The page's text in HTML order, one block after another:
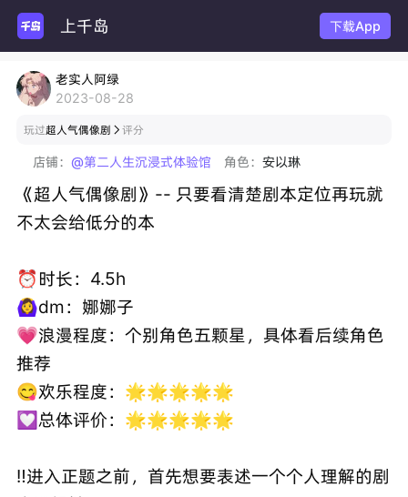
上千岛 下载App
老实人阿绿
2023-08-28
玩过超人气偶像剧  评分
店铺： @第二人生沉浸式体验馆 角色：安以琳
《超人气偶像剧》-- 只要看清楚剧本定位再玩就
不太会给低分的本
⏰时长：4.5h
🙆‍♀️dm：娜娜子
💗浪漫程度：个别角色五颗星，具体看后续角色
推荐
😋欢乐程度：🌟🌟🌟🌟🌟
💟总体评价：🌟🌟🌟🌟🌟
‼️进入正题之前，首先想要表述一个个人理解的剧